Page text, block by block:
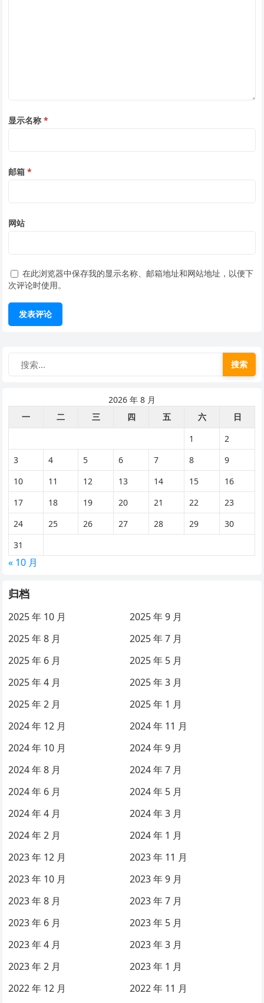
显示名称*
邮箱*
网站
在此浏览器中保存我的显示名称、邮箱地址和网站地址，以便下
次评论时使用。
搜索
2026 年 8 月
一
二 三 四 五 六
日
1
2
3
4 5 6 7 8
9
10
11 12 13 14 15
16
17
18 19 20 21 22
23
24
25 26 27 28 29
30
31
« 10 月
归档
2025 年 10 月
2025 年 9 月
2025 年 8 月
2025 年 7 月
2025 年 6 月
2025 年 5 月
2025 年 4 月
2025 年 3 月
2025 年 2 月
2025 年 1 月
2024 年 12 月
2024 年 11 月
2024 年 10 月
2024 年 9 月
2024 年 8 月
2024 年 7 月
2024 年 6 月
2024 年 5 月
2024 年 4 月
2024 年 3 月
2024 年 2 月
2024 年 1 月
2023 年 12 月
2023 年 11 月
2023 年 10 月
2023 年 9 月
2023 年 8 月
2023 年 7 月
2023 年 6 月
2023 年 5 月
2023 年 4 月
2023 年 3 月
2023 年 2 月
2023 年 1 月
2022 年 12 月
2022 年 11 月